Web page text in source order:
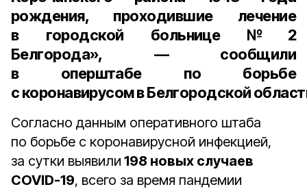
рождения, проходившие лечение
в городской больнице №2
Белгорода», — сообщили
в оперштабе по борьбе
с коронавирусом в Белгородской
Согласно данным оперативного штаба
по борьбе с коронавирусной инфекцией,
за сутки выявили 198 новых случаев
COVID-19, всего за время пандемии